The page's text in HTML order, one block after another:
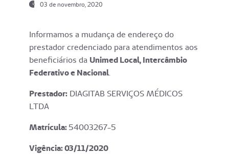
03 de novembro, 2020
Informamos a mudança de endereço do
prestador credenciado para atendimentos aos
beneficiários da Unimed Local, Intercâmbio
Federativo e Nacional.
Prestador: DIAGITAB SERVIÇOS MÉDICOS
LTDA
Matrícula:54003267-5
Vigência: 03/11/2020